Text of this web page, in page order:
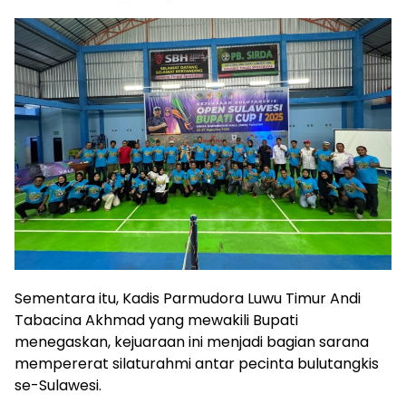
Sementara itu, Kadis Parmudora Luwu Timur Andi
Tabacina Akhmad yang mewakili Bupati
menegaskan, kejuaraan ini menjadi bagian sarana
mempererat silaturahmi antar pecinta bulutangkis
se-Sulawesi.